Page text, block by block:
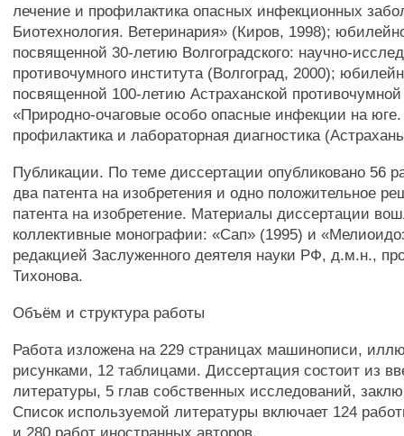
лечение и профилактика опасных инфекционных
Биотехнология. Ветеринария» (Киров, 1998);
посвященной 30-летию Волгоградского: научно-
противочумного института (Волгоград, 2000);
посвященной 100-летию Астраханской
«Природно-очаговые особо опасные инфекции на
профилактика и лабораторная диагностика
Публикации. По теме диссертации опубликовано 56
два патента на изобретения и одно положительное
патента на изобретение. Материалы диссертации
коллективные монографии: «Сап» (1995) и
редакцией Заслуженного деятеля науки РФ, д.м.н.,
Тихонова.
Объём и структура работы
Работа изложена на 229 страницах машинописи,
рисунками, 12 таблицами. Диссертация состоит из
литературы, 5 глав собственных исследований,
Список используемой литературы включает 124
и 280 работ иностранных авторов.